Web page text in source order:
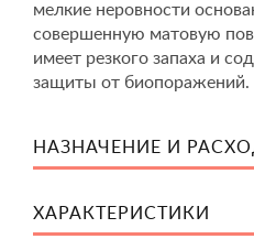
мелкие неровности
совершенную матовую
имеет резкого запаха и
защиты от биопоражений.
НАЗНАЧЕНИЕ И
ХАРАКТЕРИСТИКИ